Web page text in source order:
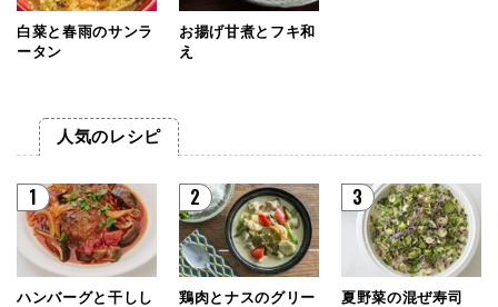
白菜と春雨のサンラ
ータン
お揚げ甘煮とフキ和
え
人気のレシピ
1
ハンバーグと干しし
2
鶏肉とナスのグリー
3
夏野菜の混ぜ寿司